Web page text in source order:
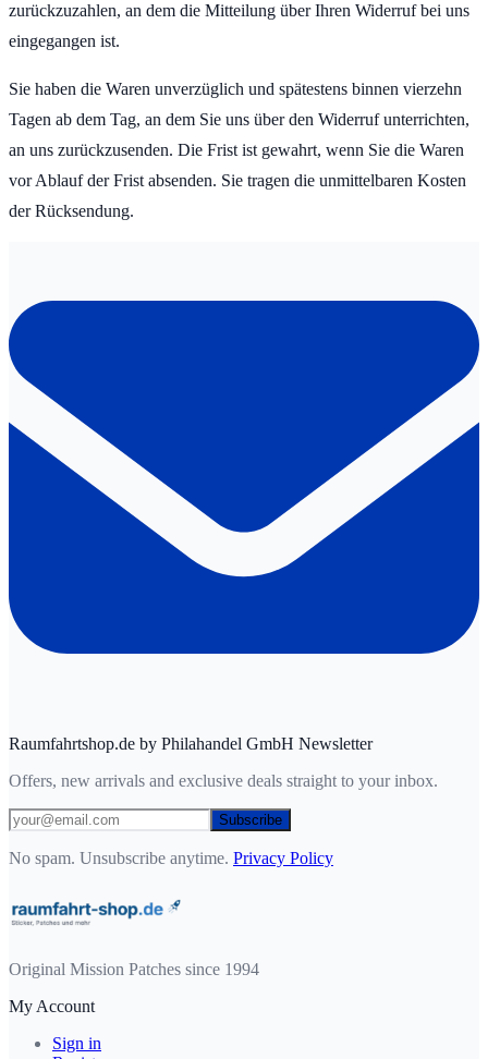
zurückzuzahlen, an dem die Mitteilung über Ihren Widerruf bei uns
eingegangen ist.
Sie haben die Waren unverzüglich und spätestens binnen vierzehn
Tagen ab dem Tag, an dem Sie uns über den Widerruf unterrichten,
an uns zurückzusenden. Die Frist ist gewahrt, wenn Sie die Waren
vor Ablauf der Frist absenden. Sie tragen die unmittelbaren Kosten
der Rücksendung.
Raumfahrtshop.de by Philahandel GmbH Newsletter
Offers, new arrivals and exclusive deals straight to your inbox.
Subscribe
No spam. Unsubscribe anytime. Privacy Policy
Original Mission Patches since 1994
My Account
Sign in